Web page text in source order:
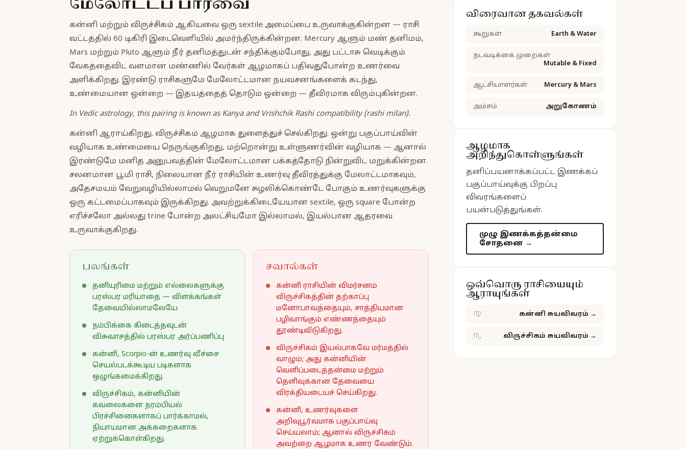
மேலோட்டப் பார்வை
கன்னி மற்றும் விருச்சிகம் ஆகியவை ஒரு sextile அமைப்பை உருவாக்குகின்றன — ராசி
வட்டத்தில் 60 டிகிரி இடைவெளியில் அமர்ந்திருக்கின்றன. Mercury ஆளும் மண் தனிமம்,
Mars மற்றும் Pluto ஆளும் நீர் தனிமத்துடன் சந்திக்கும்போது, அது பட்டாசு வெடிக்கும்
வேகத்தைவிட வளமான மண்ணில் வேர்கள் ஆழமாகப் பதிவதுபோன்ற உணர்வை
அளிக்கிறது. இரண்டு ராசிகளுமே மேலோட்டமான நயவசனங்களைக் கடந்து,
உண்மையான ஒன்றை — இதயத்தைத் தொடும் ஒன்றை — தீவிரமாக விரும்புகின்றன.
In Vedic astrology, this pairing is known as Kanya and Vrishchik Rashi compatibility (rashi milan).
கன்னி ஆராய்கிறது. விருச்சிகம் ஆழமாக துளைத்துச் செல்கிறது. ஒன்று பகுப்பாய்வின்
வழியாக உண்மையை நெருங்குகிறது, மற்றொன்று உள்ளுணர்வின் வழியாக — ஆனால்
இரண்டுமே மனித அனுபவத்தின் மேலோட்டமான பக்கத்தோடு நின்றுவிட மறுக்கின்றன.
சலனமான பூமி ராசி, நிலையான நீர் ராசியின் உணர்வு தீவிரத்துக்கு மேலாட்டமாகவும்,
அதேசமயம் வேறுவழியில்லாமல் வெறுமனே சுழலிக்கொண்டே போகும் உணர்வுகளுக்கு
ஒரு கட்டமைப்பாகவும் இருக்கிறது. அவற்றுக்கிடையேயான sextile, ஒரு square போன்ற
எரிச்சலோ அல்லது trine போன்ற அலட்சியமோ இல்லாமல், இயல்பான ஆதரவை
உருவாக்குகிறது.
பலங்கள்
தனியுரிமை மற்றும் எல்லைகளுக்கு
பரஸ்பர மரியாதை — விளக்கங்கள்
தேவையில்லாமலேயே
நம்பிக்கை கிடைத்தவுடன்
விசுவாசத்தில் பரஸ்பர அர்ப்பணிப்பு
கன்னி, Scorpio-ன் உணர்வு வீச்சை
செயல்படக்கூடிய படிகளாக
ஒழுங்கமைக்கிறது.
விருச்சிகம், கன்னியின்
கவலைகளை நரம்பியல்
பிரச்சினைகளாகப் பார்க்காமல்,
நியாயமான அக்கறைகளாக
ஏற்றுக்கொள்கிறது.
சவால்கள்
கன்னி ராசியின் விமர்சனம்
விருச்சிகத்தின் தற்காப்பு
மனோபாவத்தையும், சாத்தியமான
பழிவாங்கும் எண்ணத்தையும்
தூண்டிவிடுகிறது.
விருச்சிகம் இயல்பாகவே மர்மத்தில்
வாழும்; அது கன்னியின்
வெளிப்படைத்தன்மை மற்றும்
தெளிவுக்கான தேவையை
விரக்தியடையச் செய்கிறது.
கன்னி, உணர்வுகளை
அறிவுபூர்வமாக பகுப்பாய்வு
செய்யலாம்; ஆனால் விருச்சிகம்
அவற்றை ஆழமாக உணர வேண்டும்.
விரைவான தகவல்கள்
கூறுகள் Earth & Water
நடவடிக்கை முறைகள்
Mutable & Fixed
ஆட்சியாளர்கள் Mercury & Mars
அம்சம் அறுகோணம்
ஆழமாக
அறிந்துகொள்ளுங்கள்
தனிப்பயனாக்கப்பட்ட இணக்கப்
பகுப்பாய்வுக்கு பிறப்பு
விவரங்களைப்
பயன்படுத்துங்கள்.
முழு இணக்கத்தன்மை
சோதனை →
ஒவ்வொரு ராசியையும்
ஆராயுங்கள்
♍ கன்னி சுயவிவரம் →
♏ விருச்சிகம் சுயவிவரம் →